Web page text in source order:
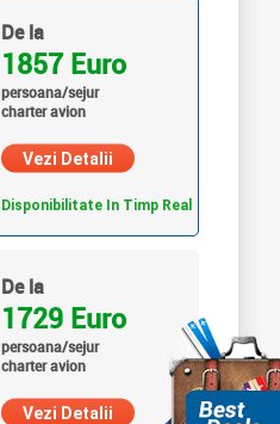
De la
1857 Euro
persoana/sejur
charter avion
Vezi Detalii
Disponibilitate In Timp Real
De la
1729 Euro
persoana/sejur
charter avion
Vezi Detalii